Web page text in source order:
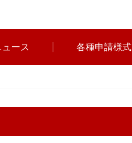
ース 各種申請様式